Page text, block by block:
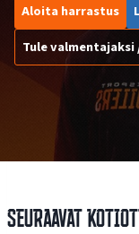
Aloita harrastus
Tule
Seuraavat